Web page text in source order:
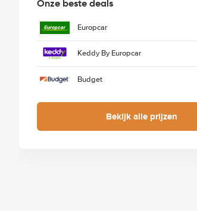
Onze beste deals
Europcar
Keddy By Europcar
Budget
Bekijk alle prijzen